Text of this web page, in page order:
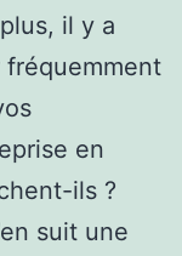
il y a
fréquemment
en
ils ?
suit une